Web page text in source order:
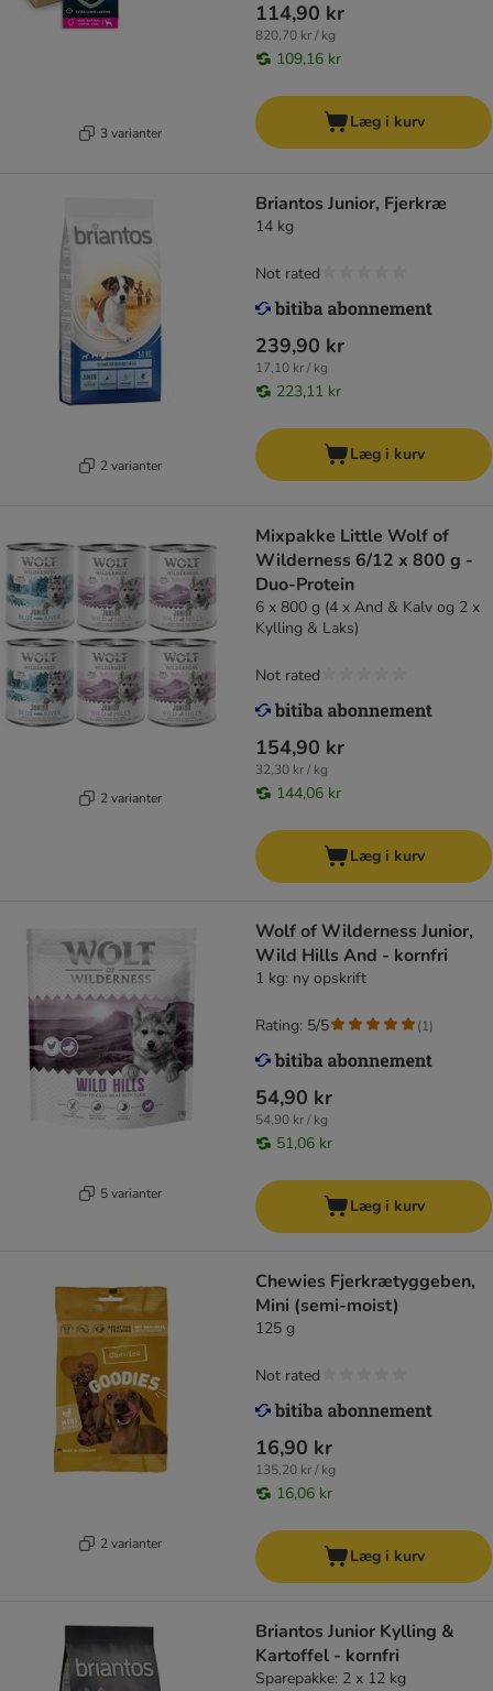
3 varianter
114,90 kr
820,70 kr / kg
109,16 kr
Læg i kurv
2 varianter
Briantos Junior, Fjerkræ
14 kg
239,90 kr
17,10 kr / kg
223,11 kr
Not rated
Læg i kurv
2 varianter
Mixpakke Little Wolf of
Wilderness 6/12 x 800 g -
Duo-Protein
6 x 800 g (4 x And & Kalv og 2 x
Kylling & Laks)
154,90 kr
32,30 kr / kg
144,06 kr
Not rated
Læg i kurv
5 varianter
Wolf of Wilderness Junior,
Wild Hills And - kornfri
1 kg: ny opskrift
54,90 kr
54,90 kr / kg
51,06 kr
Rating: 5/5 (1)
Læg i kurv
2 varianter
Chewies Fjerkrætyggeben,
Mini (semi-moist)
125 g
16,90 kr
135,20 kr / kg
16,06 kr
Not rated
Læg i kurv
Briantos Junior Kylling &
Kartoffel - kornfri
Sparepakke: 2 x 12 kg